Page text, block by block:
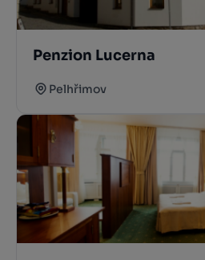
Penzion Lucerna
Pelhřimov